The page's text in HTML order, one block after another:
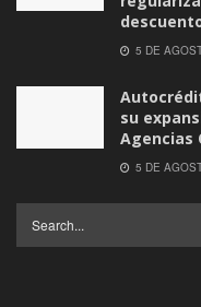
5 DE
su
Agencias
5 DE